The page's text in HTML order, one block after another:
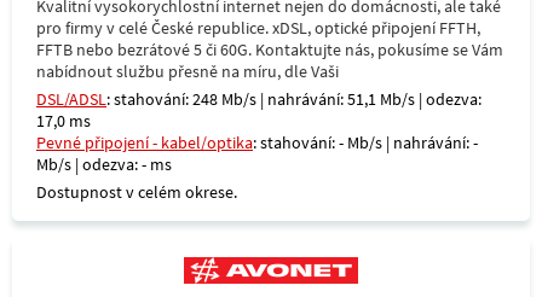
Kvalitní vysokorychlostní internet nejen do domácnosti, ale také
pro firmy v celé České republice. xDSL, optické připojení FFTH,
FFTB nebo bezrátové 5 či 60G. Kontaktujte nás, pokusíme se Vám
nabídnout službu přesně na míru, dle Vaši
DSL/ADSL: stahování: 248 Mb/s | nahrávání: 51,1 Mb/s | odezva:
17,0 ms
Pevné připojení - kabel/optika: stahování: - Mb/s | nahrávání: -
Mb/s | odezva: - ms
Dostupnost v celém okrese.